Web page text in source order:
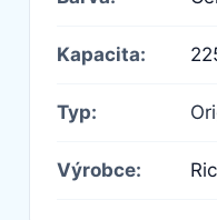
Kapacita:
Typ:
Výrobce: